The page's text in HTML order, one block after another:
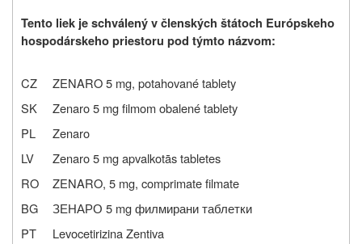
Tento liek je schválený v členských štátoch Európskeho
hospodárskeho priestoru pod týmto názvom:
CZ
ZENARO 5 mg, potahované tablety
SK
Zenaro 5 mg filmom obalené tablety
PL
Zenaro
LV
Zenaro 5 mg apvalkotās tabletes
RO
ZENARO, 5 mg, comprimate filmate
BG
ЗЕНАРО 5 mg филмирани таблетки
PT
Levocetirizina Zentiva